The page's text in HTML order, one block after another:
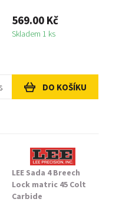
569.00 Kč
Skladem 1 ks
DO KOŠÍKU
LEE Sada 4 Breech
Lock matric 45 Colt
Carbide